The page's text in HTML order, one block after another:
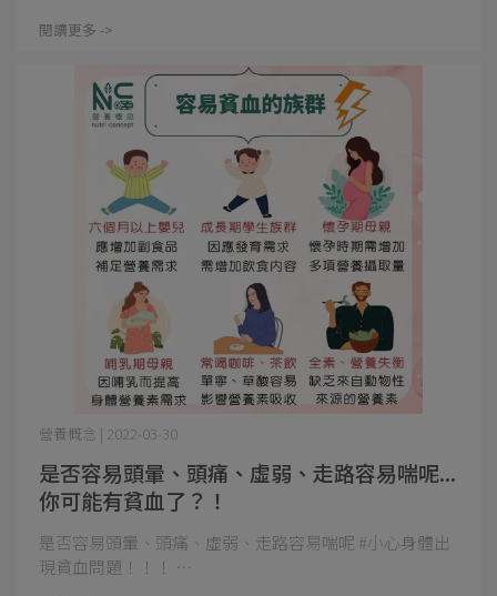
閱讀更多 ->
是否容易頭暈、頭痛、虛弱、走路容易喘呢...
你可能有貧血了？！
營養概念 | 2022-03-30
是否容易頭暈、頭痛、虛弱、走路容易喘呢 #小心身體出
現貧血問題！！！ ⋯